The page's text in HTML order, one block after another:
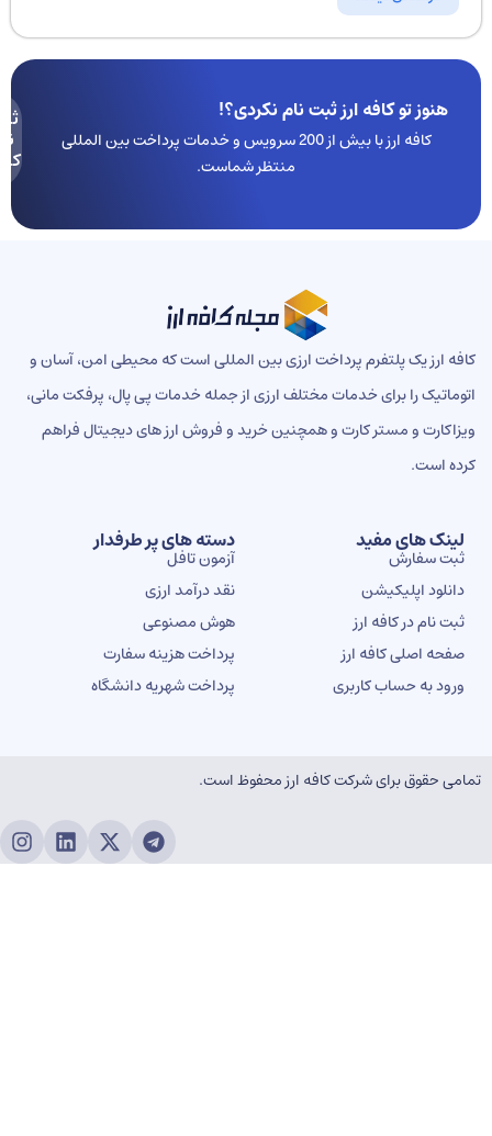
هنوز تو کافه ارز ثبت نام نکردی؟!
کافه ارز با بیش از 200 سرویس و خدمات پرداخت بین المللی
منتظر شماست.
ثبت
کنید
ارز یک پلتفرم پرداخت ارزی بین المللی است که محیطی امن، آسان و
را برای خدمات مختلف ارزی از جمله خدمات پی پال، پرفکت مانی،
و مستر کارت و همچنین خرید و فروش ارز های دیجیتال فراهم
است.
های مفید
سفارش
اپلیکیشن
نام در کافه ارز
اصلی کافه ارز
به حساب کاربری
دسته های پر طرفدار
آزمون تافل
نقد درآمد ارزی
هوش مصنوعی
پرداخت هزینه سفارت
پرداخت شهریه دانشگاه
حقوق برای شرکت کافه ارز محفوظ است.